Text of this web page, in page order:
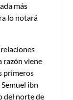
más
lo notará
razón viene
primeros
ibn
del norte de